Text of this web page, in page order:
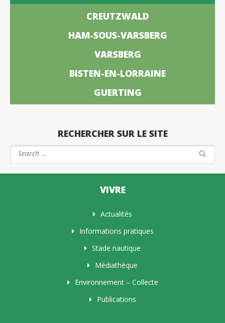
CREUTZWALD
HAM-SOUS-VARSBERG
VARSBERG
BISTEN-EN-LORRAINE
GUERTING
RECHERCHER SUR LE SITE
VIVRE
Actualités
Informations pratiques
Stade nautique
Médiathèque
Environnement – Collecte
Publications